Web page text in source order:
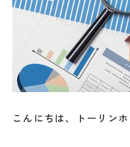
こんにちは、トーリンホ